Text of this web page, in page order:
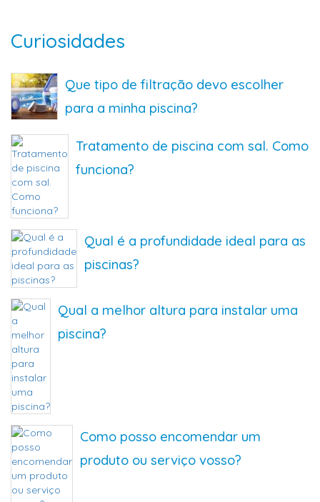
Curiosidades
Que tipo de filtração devo escolher
para a minha piscina?
Tratamento de piscina com sal. Como
funciona?
Qual é a profundidade ideal para as
piscinas?
Qual a melhor altura para instalar uma
piscina?
Como posso encomendar um
produto ou serviço vosso?